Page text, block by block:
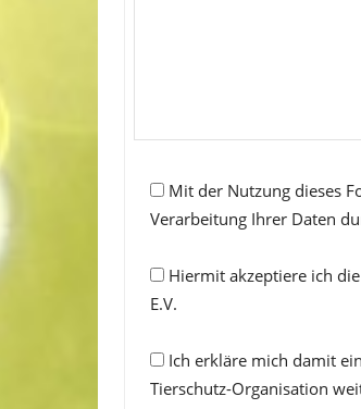
Mit der Nutzung dieses
Verarbeitung Ihrer Daten
Hiermit akzeptiere ich die
E.V.
Ich erkläre mich damit
Tierschutz-Organisation